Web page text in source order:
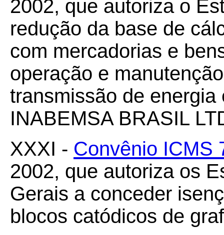
2002, que autoriza o
redução da base de
com mercadorias e
operação e
transmissão de
INABEMSA BRASIL
XXXI - Convênio ICMS
2002, que autoriza os
Gerais a conceder
blocos catódicos de